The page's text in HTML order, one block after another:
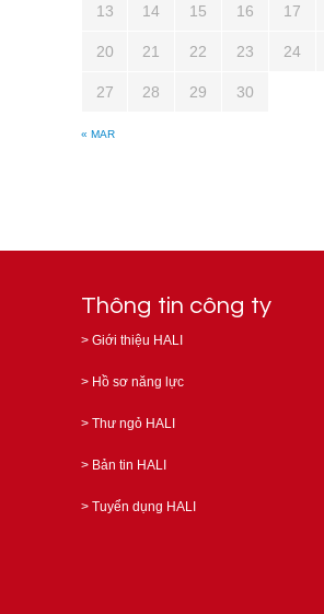
« MAR
13 14 15 16 17
20 21 22 23 24
27 28 29 30
Thông tin công ty
> Giới thiệu HALI
> Hồ sơ năng lực
> Thư ngỏ HALI
> Bản tin HALI
> Tuyển dụng HALI